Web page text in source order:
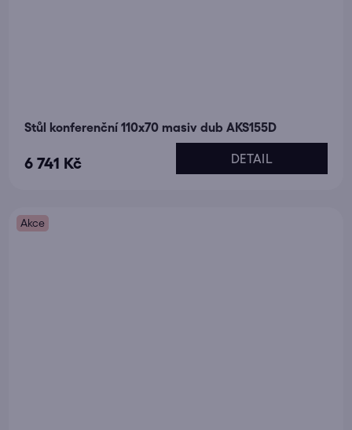
Stůl konferenční 110x70 masiv dub AKS155D
6 741 Kč DETAIL
Akce